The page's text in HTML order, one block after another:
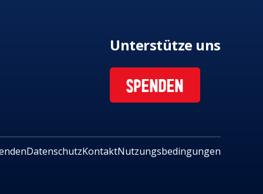
Unterstütze uns
SPENDEN
DatenschutzKontaktNutzungsbedingungen